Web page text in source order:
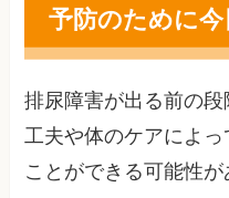
予防のために
排尿障害が出る前の
工夫や体のケアによ
ことができる可能性が